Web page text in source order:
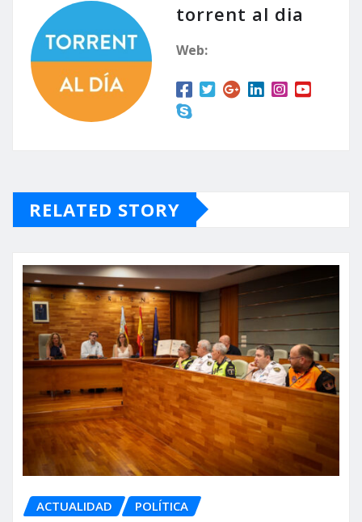
torrent al dia
Web:
RELATED STORY
ACTUALIDAD POLÍTICA